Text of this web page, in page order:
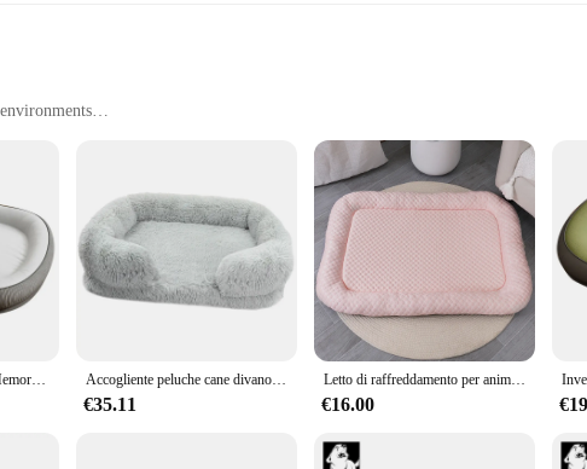
Foam, designed to provide unparalleled comfort and support. The high-
The contemporary design and style of these pet beds make them a stylish
of joint pain and stiffness.
beds come in a variety of sizes and weights to accommodate your pet's needs.
practical choice for pet owners. The memory foam is not only soft and comfortable
designed to last, providing a reliable and long-lasting sleeping solution for your
for pets that love to curl up or stretch out, offering a snug and supportive resting
and suppliers, making them an excellent choice for pet stores and retailers
Cuccia per cani morbida Memory Foam materassino per animali domestici per cani di piccola taglia gatti cuccia per cani calda rimovibile antiscivolo nido per gatti forniture per animali domestici Accogliente peluche cane divano letto letti quadrati lavabile caldo cuscino per animali domestici ortopedico eco-pelliccia Memory Foam lettino soffice con copertura di rimozione
€35.11
Letto di raffreddamento per animali domestici tappetino di raffreddamento per animali domestici Memory Foam lavabile letto per animali domestici per tutte le stagioni letto per cani traspirante tappetino antiscivolo
€16.00